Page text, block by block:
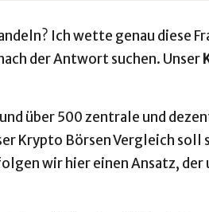
Ich wette genau diese
der Antwort suchen. Unser
über 500 zentrale und
Krypto Börsen Vergleich
wir hier einen Ansatz,